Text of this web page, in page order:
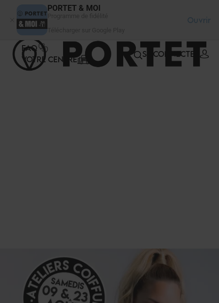
PORTET & MOI
Ouvrir
FAQ
VOTRE CENTRE
SE CONNECTER
Panneau de gestion des cookies